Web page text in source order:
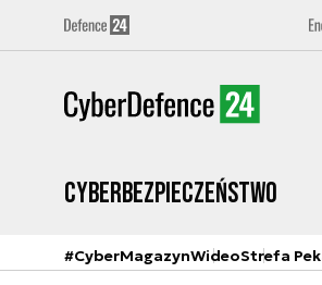
Cyberbezpieczeństwo
#CyberMagazynWideoStrefa